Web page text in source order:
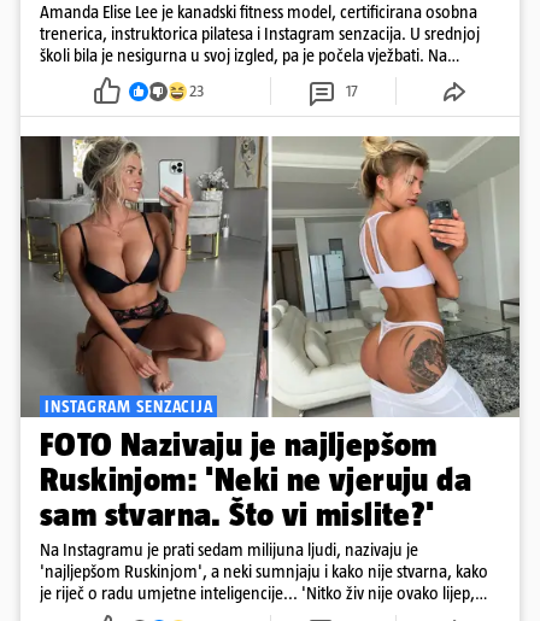
Amanda Elise Lee je kanadski fitness model, certificirana osobna
trenerica, instruktorica pilatesa i Instagram senzacija. U srednjoj
školi bila je nesigurna u svoj izgled, pa je počela vježbati. Na
Instagramu je prati više od deset milijuna ljudi, a posebno je
poznata po vježbama za oblikovanje stražnjice. Njezinu 'pozadinu'
razni su mediji znali proglašavati i najboljom na Instagramu...
23 17
INSTAGRAM SENZACIJA
FOTO Nazivaju je najljepšom
Ruskinjom: 'Neki ne vjeruju da
sam stvarna. Što vi mislite?'
Na Instagramu je prati sedam milijuna ljudi, nazivaju je
'najljepšom Ruskinjom', a neki sumnjaju i kako nije stvarna, kako
je riječ o radu umjetne inteligencije... 'Nitko živ nije ovako lijep,
sigurno je AI', stoji u jednom komentaru pod njezinim